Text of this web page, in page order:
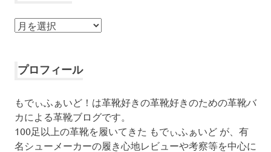
ア
イ
プロフィール
もでぃふぁいど！は革靴好きの革靴好きのための革靴バ
カによる革靴ブログです。
100足以上の革靴を履いてきた もでぃふぁいど が、有
名シューメーカーの履き心地レビューや考察等を中心に